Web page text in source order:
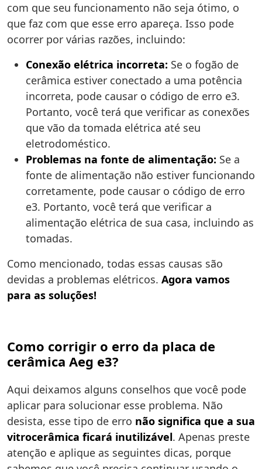
com que seu funcionamento não seja ótimo, o
que faz com que esse erro apareça. Isso pode
ocorrer por várias razões, incluindo:
Conexão elétrica incorreta: Se o fogão de
cerâmica estiver conectado a uma potência
incorreta, pode causar o código de erro e3.
Portanto, você terá que verificar as conexões
que vão da tomada elétrica até seu
eletrodoméstico.
Problemas na fonte de alimentação: Se a
fonte de alimentação não estiver funcionando
corretamente, pode causar o código de erro
e3. Portanto, você terá que verificar a
alimentação elétrica de sua casa, incluindo as
tomadas.
Como mencionado, todas essas causas são
devidas a problemas elétricos. Agora vamos
para as soluções!
Como corrigir o erro da placa de
cerâmica Aeg e3?
Aqui deixamos alguns conselhos que você pode
aplicar para solucionar esse problema. Não
desista, esse tipo de erro não significa que a sua
vitrocerâmica ficará inutilizável. Apenas preste
atenção e aplique as seguintes dicas, porque